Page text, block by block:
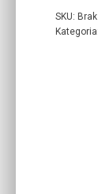
SKU:
Kategoria: